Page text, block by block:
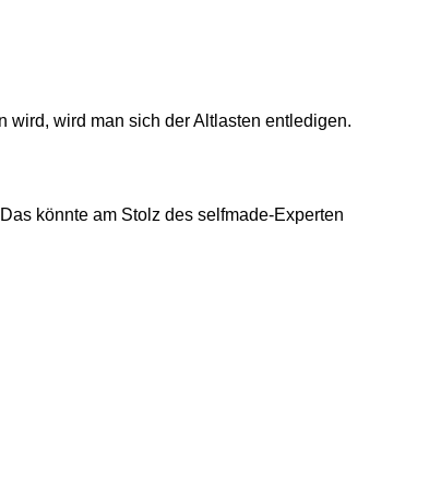
wird man sich der Altlasten entledigen.
könnte am Stolz des selfmade-Experten